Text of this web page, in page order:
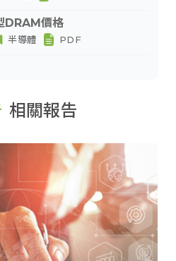
DRAM價格
半導體 PDF
相關報告